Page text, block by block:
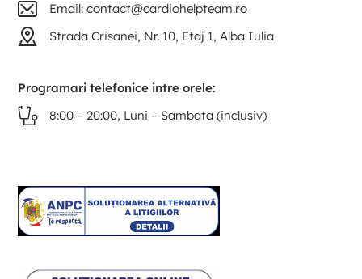
Email: contact@cardiohelpteam.ro
Strada Crisanei, Nr. 10, Etaj 1, Alba Iulia
Programari telefonice intre orele:
8:00 – 20:00, Luni – Sambata (inclusiv)